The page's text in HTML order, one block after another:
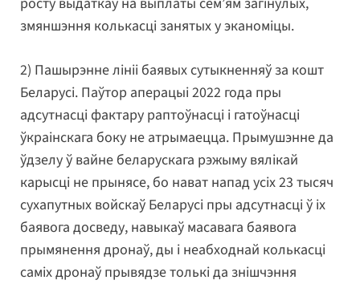
змяншэння колькасці занятых у эканоміцы.
2) Пашырэнне лініі баявых сутыкненняў за кошт
Беларусі. Паўтор аперацыі 2022 года пры
адсутнасці фактару раптоўнасці і гатоўнасці
ўкраінскага боку не атрымаецца. Прымушэнне да
ўдзелу ў вайне беларускага рэжыму вялікай
карысці не прынясе, бо нават напад усіх 23 тысяч
сухапутных войскаў Беларусі пры адсутнасці ў іх
баявога досведу, навыкаў масавага баявога
прымянення дронаў, ды і неабходнай колькасці
саміх дронаў прывядзе толькі да знішчэння